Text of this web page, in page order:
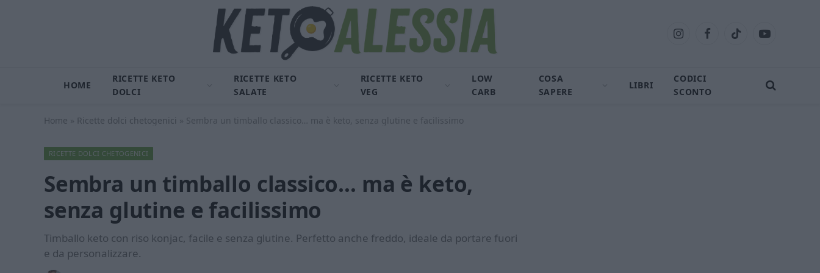
InstagramFacebookTikTok YouTube
HOME
RICETTE KETO
DOLCI
RICETTE KETO
SALATE
RICETTE KETO
VEG
LOW
CARB
COSA
SAPERE
LIBRI
CODICI
SCONTO
Home » Ricette dolci chetogenici » Sembra un timballo classico… ma è keto, senza glutine e facilissimo
RICETTE DOLCI CHETOGENICI
Sembra un timballo classico… ma è keto,
senza glutine e facilissimo
Timballo keto con riso konjac, facile e senza glutine. Perfetto anche freddo, ideale da portare fuori
e da personalizzare.